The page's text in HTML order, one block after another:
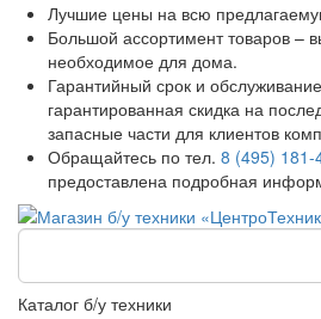
Лучшие цены на всю
Большой ассортимент товаров –
необходимое для дома.
Гарантийный срок и
гарантированная скидка на
запасные части для клиентов
Обращайтесь по тел. 8 (495) 181-
предоставлена подробная
Каталог б/у техники